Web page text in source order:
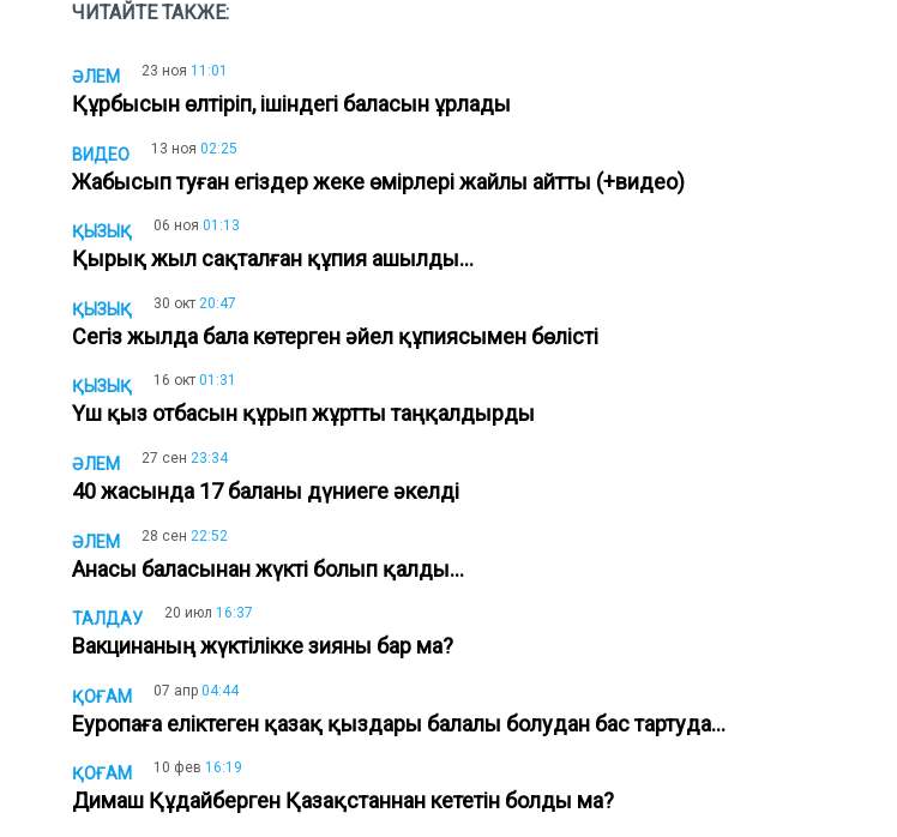
ЧИТАЙТЕ ТАКЖЕ:
ӘЛЕМ 23 ноя 11:01
Құрбысын өлтіріп, ішіндегі баласын ұрлады
ВИДЕО 13 ноя 02:25
Жабысып туған егіздер жеке өмірлері жайлы айтты (+видео)
ҚЫЗЫҚ 06 ноя 01:13
Қырық жыл сақталған құпия ашылды...
ҚЫЗЫҚ 30 окт 20:47
Сегіз жылда бала көтерген әйел құпиясымен бөлісті
ҚЫЗЫҚ 16 окт 01:31
Үш қыз отбасын құрып жұртты таңқалдырды
ӘЛЕМ 27 сен 23:34
40 жасында 17 баланы дүниеге әкелді
ӘЛЕМ 28 сен 22:52
Анасы баласынан жүкті болып қалды...
ТАЛДАУ 20 июл 16:37
Вакцинаның жүктілікке зияны бар ма?
ҚОҒАМ 07 апр 04:44
Еуропаға еліктеген қазақ қыздары балалы болудан бас тартуда...
ҚОҒАМ 10 фев 16:19
Димаш Құдайберген Қазақстаннан кететін болды ма?